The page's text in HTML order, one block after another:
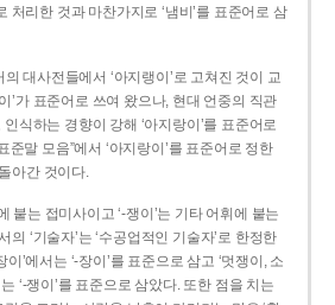
처리한 것과 마찬가지로 ‘냄비’를 표준어로 삼
의 대사전들에서 ‘아지랭이’로 고쳐진 것이 교
’가 표준어로 쓰여 왔으나, 현대 언중의 직관
인식하는 경향이 강해 ‘아지랑이’를 표준어로
준말 모음”에서 ‘아지랑이’를 표준어로 정한
아간 것이다.
붙는 접미사이고 ‘-쟁이’는 기타 어휘에 붙는
의 ‘기술자’는 ‘수공업적인 기술자’로 한정한
’에서는 ‘-장이’를 표준으로 삼고 ‘멋쟁이, 소
‘-쟁이’를 표준으로 삼았다. 또한 점을 치는